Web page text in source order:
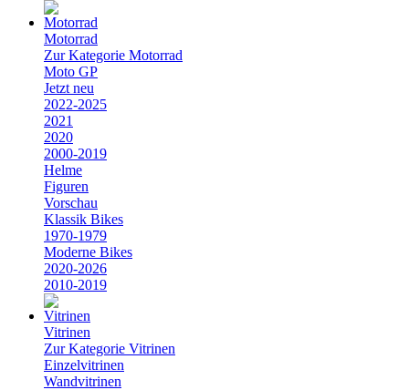
Motorrad
Zur Kategorie Motorrad
Moto GP
Jetzt neu
2022-2025
2021
2020
2000-2019
Helme
Figuren
Vorschau
Klassik Bikes
1970-1979
Moderne Bikes
2020-2026
2010-2019
Vitrinen
Zur Kategorie Vitrinen
Einzelvitrinen
Wandvitrinen